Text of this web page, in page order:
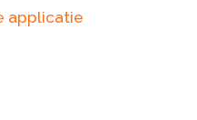
applicatie